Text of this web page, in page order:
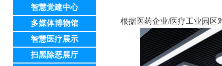
智慧党建中心
多媒体博物馆
智慧医疗展示
扫黑除恶展厅
根据医药企业/医疗工业园区